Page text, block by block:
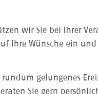
wir Sie bei Ihrer
Ihre Wünsche ein
gelungenes
Sie gern